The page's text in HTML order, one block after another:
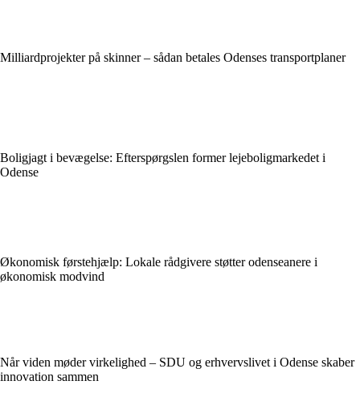
Milliardprojekter på skinner – sådan betales Odenses transportplaner
Boligjagt i bevægelse: Efterspørgslen former lejeboligmarkedet i
Odense
Økonomisk førstehjælp: Lokale rådgivere støtter odenseanere i
økonomisk modvind
Når viden møder virkelighed – SDU og erhvervslivet i Odense skaber
innovation sammen